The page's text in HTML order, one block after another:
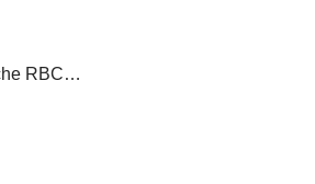
RBC…